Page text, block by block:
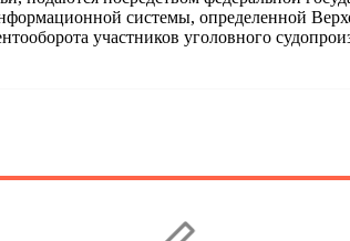
системы, определенной
участников уголовного